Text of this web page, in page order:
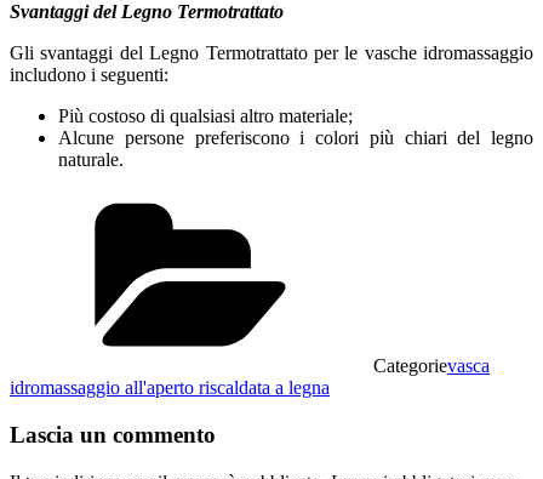
Svantaggi del Legno Termotrattato
Gli svantaggi del Legno Termotrattato per le vasche idromassaggio
includono i seguenti:
Più costoso di qualsiasi altro materiale;
Alcune persone preferiscono i colori più chiari del legno
naturale.
Categorievasca
idromassaggio all'aperto riscaldata a legna
Lascia un commento